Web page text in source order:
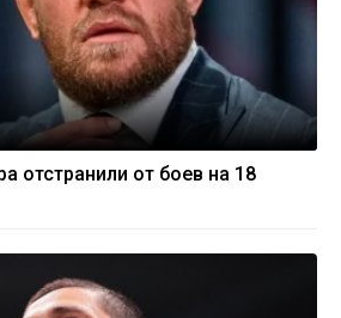
отстранили от боев на 18